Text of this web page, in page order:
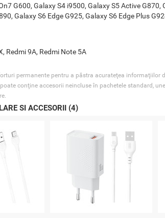
G600, Galaxy S4 i9500, Galaxy S5 Active
Galaxy S6 Edge G925, Galaxy S6 Edge Plus
Redmi 9A, Redmi Note 5A
permanente pentru a păstra acurateţea
conţine accesorii neincluse în pachetele standard,
SI ACCESORII (4)